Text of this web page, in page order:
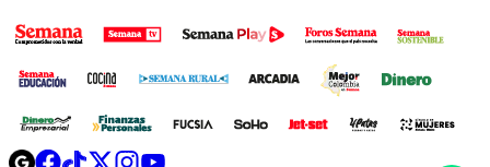
OpensOpensOpensOpens